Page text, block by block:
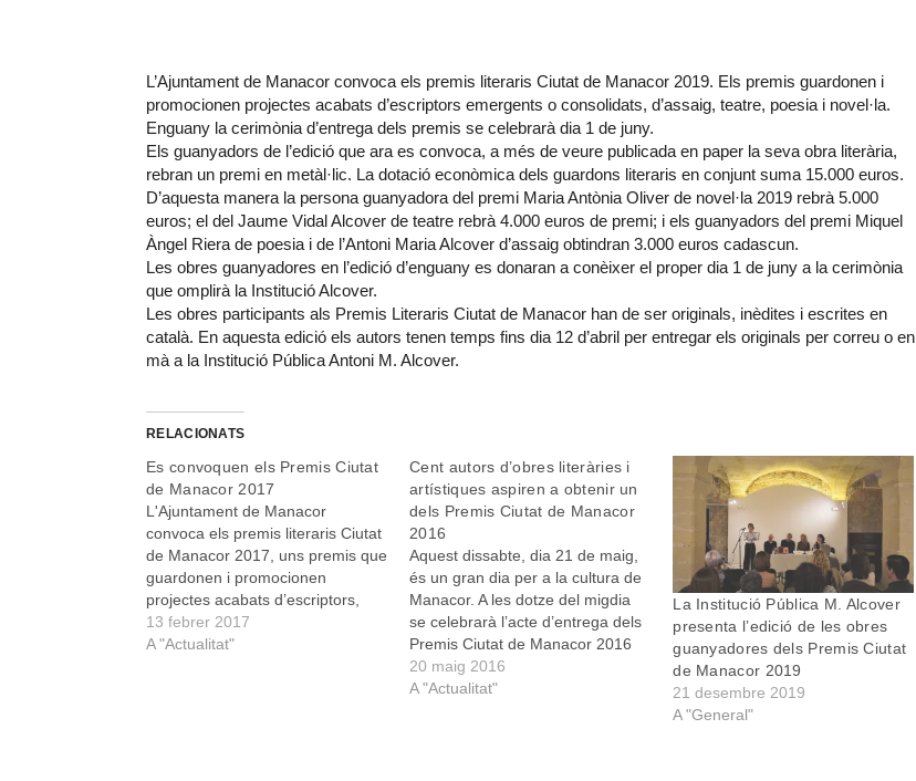
L’Ajuntament de Manacor convoca els premis literaris Ciutat de Manacor 2019. Els premis guardonen i
promocionen projectes acabats d’escriptors emergents o consolidats, d’assaig, teatre, poesia i novel·la.
Enguany la cerimònia d’entrega dels premis se celebrarà dia 1 de juny.
Els guanyadors de l’edició que ara es convoca, a més de veure publicada en paper la seva obra literària,
rebran un premi en metàl·lic. La dotació econòmica dels guardons literaris en conjunt suma 15.000 euros.
D’aquesta manera la persona guanyadora del premi Maria Antònia Oliver de novel·la 2019 rebrà 5.000
euros; el del Jaume Vidal Alcover de teatre rebrà 4.000 euros de premi; i els guanyadors del premi Miquel
Àngel Riera de poesia i de l’Antoni Maria Alcover d’assaig obtindran 3.000 euros cadascun.
Les obres guanyadores en l’edició d’enguany es donaran a conèixer el proper dia 1 de juny a la cerimònia
que omplirà la Institució Alcover.
Les obres participants als Premis Literaris Ciutat de Manacor han de ser originals, inèdites i escrites en
català. En aquesta edició els autors tenen temps fins dia 12 d’abril per entregar els originals per correu o en
mà a la Institució Pública Antoni M. Alcover.
RELACIONATS
Es convoquen els Premis Ciutat
de Manacor 2017
L'Ajuntament de Manacor
convoca els premis literaris Ciutat
de Manacor 2017, uns premis que
guardonen i promocionen
projectes acabats d’escriptors,
emergents o consolidats,
d'assaig, teatre, poesia i novel·la.
13 febrer 2017
A "Actualitat"
Cent autors d’obres literàries i
artístiques aspiren a obtenir un
dels Premis Ciutat de Manacor
2016
Aquest dissabte, dia 21 de maig,
és un gran dia per a la cultura de
Manacor. A les dotze del migdia
se celebrarà l’acte d’entrega dels
Premis Ciutat de Manacor 2016
en les categories de Novel·la,
Poesia, Teatre, Assaig i Arts
20 maig 2016
A "Actualitat"
La Institució Pública M. Alcover
presenta l’edició de les obres
guanyadores dels Premis Ciutat
de Manacor 2019
21 desembre 2019
A "General"